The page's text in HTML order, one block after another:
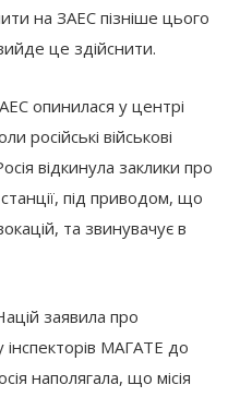
на ЗАЕС пізніше цього
це здійснити.
опинилася у центрі
російські військові
відкинула заклики про
під приводом, що
та звинувачує в
заявила про
інспекторів МАГАТЕ до
наполягала, що місія